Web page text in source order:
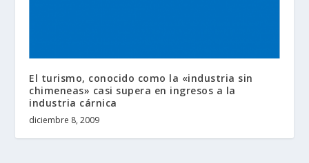
El turismo, conocido como la «industria sin
chimeneas» casi supera en ingresos a la
industria cárnica
diciembre 8, 2009